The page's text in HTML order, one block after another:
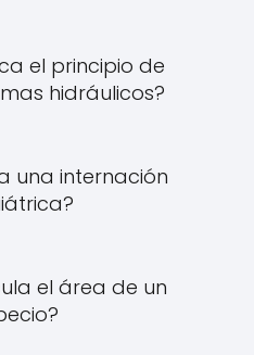
el principio de
hidráulicos?
una internación
el área de un